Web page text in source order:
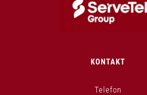
KONTAKT
Telefon